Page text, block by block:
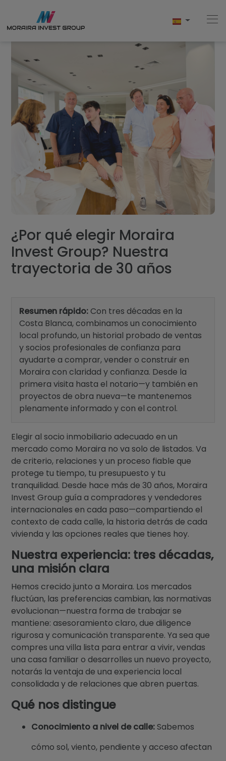
Home
Comprar
Obra Nueva
Vender
Testimonios
Conócenos
Blog
Contacto
¿Por qué elegir Moraira
Invest Group? Nuestra
trayectoria de 30 años
Resumen rápido:Con tres décadas en la
Costa Blanca, combinamos un conocimiento
local profundo, un historial probado de ventas
y socios profesionales de confianza para
ayudarte a comprar, vender o construir en
Moraira con claridad y confianza. Desde la
primera visita hasta el notario—y también en
proyectos de obra nueva—te mantenemos
plenamente informado y con el control.
Elegir al socio inmobiliario adecuado en un
mercado como Moraira no va solo de listados. Va
de criterio, relaciones y un proceso fiable que
protege tu tiempo, tu presupuesto y tu
tranquilidad. Desde hace más de 30 años, Moraira
Invest Group guía a compradores y vendedores
internacionales en cada paso—compartiendo el
contexto de cada calle, la historia detrás de cada
vivienda y las opciones reales que tienes hoy.
Nuestra experiencia: tres décadas,
una misión clara
Hemos crecido junto a Moraira. Los mercados
fluctúan, las preferencias cambian, las normativas
evolucionan—nuestra forma de trabajar se
mantiene: asesoramiento claro, due diligence
rigurosa y comunicación transparente. Ya sea que
compres una villa lista para entrar a vivir, vendas
una casa familiar o desarrolles un nuevo proyecto,
notarás la ventaja de una experiencia local
consolidada y de relaciones que abren puertas.
Qué nos distingue
Conocimiento a nivel de calle:Sabemos
cómo sol, viento, pendiente y acceso afectan